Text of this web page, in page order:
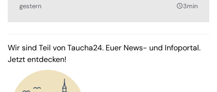
gestern query_builder3min
Wir sind Teil von Taucha24. Euer News- und Infoportal.
Jetzt entdecken!